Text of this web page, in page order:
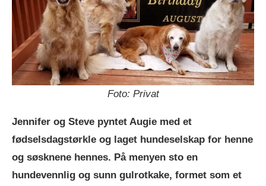
Foto: Privat
Jennifer og Steve pyntet Augie med et
fødselsdagstørkle og laget hundeselskap for henne
og søsknene hennes. På menyen sto en
hundevennlig og sunn gulrotkake, formet som et